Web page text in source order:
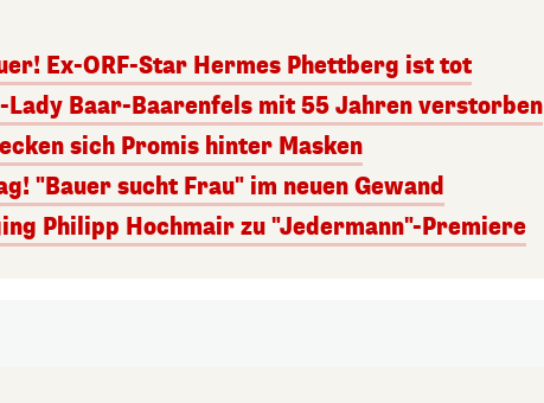
Ex-ORF-Star Hermes Phettberg ist tot
Lady Baar-Baarenfels mit 55 Jahren verstorben
sich Promis hinter Masken
"Bauer sucht Frau" im neuen Gewand
Philipp Hochmair zu "Jedermann"-Premiere